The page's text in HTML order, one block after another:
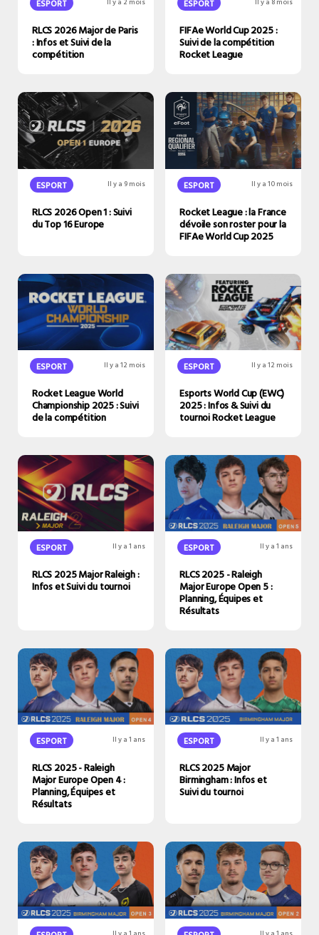
ESPORT
RLCS 2026 Major de Paris
: Infos et Suivi de la
compétition
ESPORT
FIFAe World Cup 2025 :
Suivi de la compétition
Rocket League
ESPORT Il y a 9 mois
RLCS 2026 Open 1 : Suivi
du Top 16 Europe
ESPORT Il y a 10 mois
Rocket League : la France
dévoile son roster pour la
FIFAe World Cup 2025
ESPORT Il y a 12 mois
Rocket League World
Championship 2025 : Suivi
de la compétition
ESPORT Il y a 12 mois
Esports World Cup (EWC)
2025 : Infos & Suivi du
tournoi Rocket League
ESPORT Il y a 1 ans
RLCS 2025 Major Raleigh :
Infos et Suivi du tournoi
ESPORT Il y a 1 ans
RLCS 2025 - Raleigh
Major Europe Open 5 :
Planning, Équipes et
Résultats
ESPORT Il y a 1 ans
RLCS 2025 - Raleigh
Major Europe Open 4 :
Planning, Équipes et
Résultats
ESPORT Il y a 1 ans
RLCS 2025 Major
Birmingham : Infos et
Suivi du tournoi
Il y a 1 ans Il y a 1 ans